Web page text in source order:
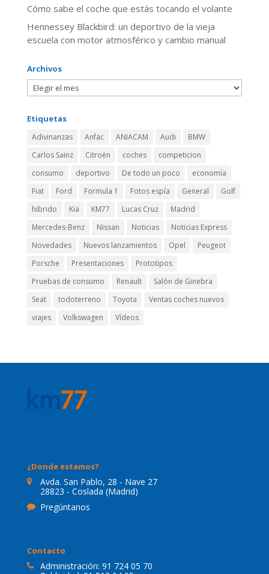
​Cómo sabe el coche que estás tocando el volante
Hennessey Blackbird: un deportivo de la vieja
escuela con motor atmosférico y cambio manual
Archivos
Etiquetas
Adivinanzas Anfac ANIACAM Audi
BMW
Carlos Sainz
Citroën coches
competicion
consumo
deportivo De todo un poco
economía
Fiat
Ford Formula 1 Fotos espía General
Golf
hibrido
Kia KM77 Lucas Cruz
Madrid
Mercedes-Benz
Nissan Noticias
Noticias Express
Novedades
Nuevos lanzamientos Opel
Peugeot
Porsche
Presentaciones
Prototipos
Pruebas de consumo
Renault
Salón de Ginebra
Seat
todoterreno Toyota
Ventas coches nuevos
viajes
Volkswagen Vídeos
¿Donde estamos?
Avda. San Pablo, 28 - Nave 27
28823 - Coslada (Madrid)
Pregúntanos
Contacto
Administración: 91 724 05 70